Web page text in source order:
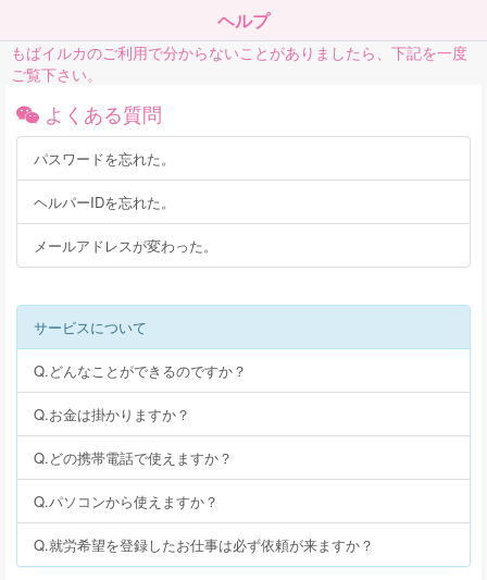
ヘルプ
もばイルカのご利用で分からないことがありましたら、下記を一度
ご覧下さい。
よくある質問
パスワードを忘れた。
ヘルパーIDを忘れた。
メールアドレスが変わった。
サービスについて
Q.どんなことができるのですか？
Q.お金は掛かりますか？
Q.どの携帯電話で使えますか？
Q.パソコンから使えますか？
Q.就労希望を登録したお仕事は必ず依頼が来ますか？